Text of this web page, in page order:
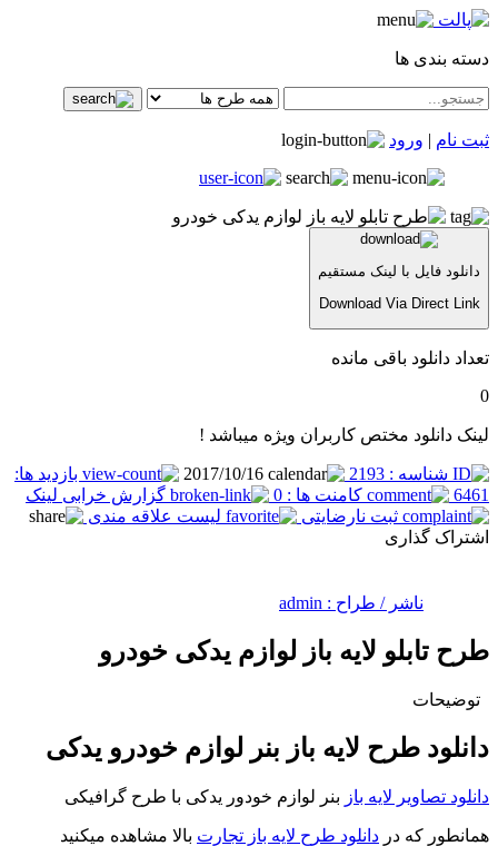
دسته بندی ها
ثبت نام | ورود
دانلود فایل با لینک مستقیم
Download Via Direct Link
تعداد دانلود باقی مانده
0
لینک دانلود مختص کاربران ویژه میباشد !
شناسه : 2193
بازدید ها:
6461
کامنت ها : 0
گزارش خرابی لینک
ثبت نارضایتی
لیست علاقه مندی
اشتراک گذاری
ناشر / طراح : admin
طرح تابلو لایه باز لوازم یدکی خودرو
توضیحات
دانلود طرح لایه باز بنر لوازم خودرو یدکی
دانلود تصاویر لایه باز بنر لوازم خودور یدکی با طرح گرافیکی
همانطور که در دانلود طرح لایه باز تجارت بالا مشاهده میکنید